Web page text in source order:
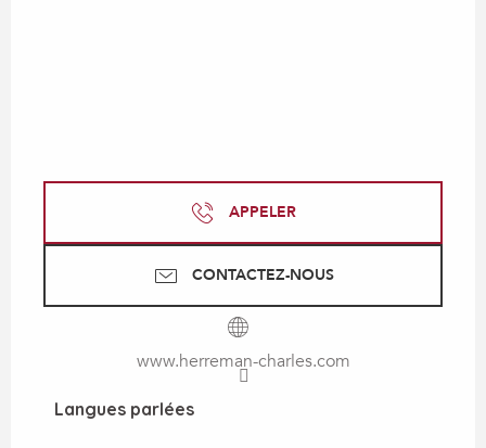
APPELER
CONTACTEZ-NOUS
www.herreman-charles.com
Langues parlées
Langues parlées